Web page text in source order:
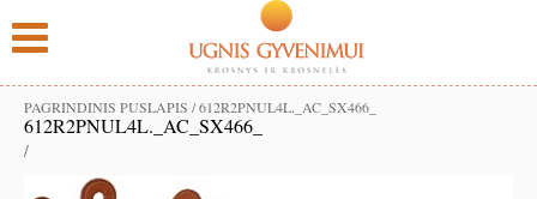
PAGRINDINIS PUSLAPIS /612R2PNUL4L._AC_SX466_
612R2PNUL4L._AC_SX466_
/